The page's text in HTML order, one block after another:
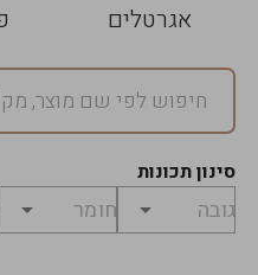
אגרטלים
סינון תכונות
במארז
מחיר
לפני
₪0